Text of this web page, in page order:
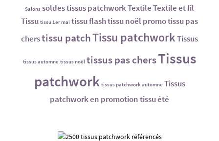
Salons soldes tissus patchworkTextileTextile et fil
Tissu tissu 1er mai tissu flashtissu noël promotissu pas
cherstissu patchTissu patchworkTissus
tissus automne tissus noël tissus pas chersTissus
patchwork tissus patchwork automne Tissus
patchwork en promotiontissu été